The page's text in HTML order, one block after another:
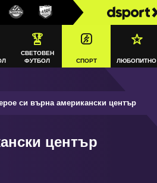
СВЕТОВЕН
ФУТБОЛ
СПОРТ ЛЮБОПИТНО
си върна американски център
център